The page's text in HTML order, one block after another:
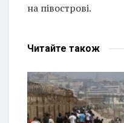
на півострові.
Читайте також